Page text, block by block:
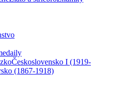
Československo I (1919-
(1867-1918)